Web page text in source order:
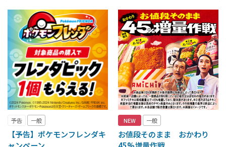
予告 一般
【予告】ポケモンフレンダキ
NEW 一般
お値段そのまま おかわり